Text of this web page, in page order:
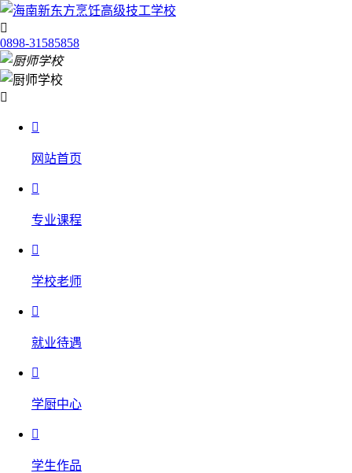

0898-31585858


网站首页

专业课程

学校老师

就业待遇

学厨中心

学生作品